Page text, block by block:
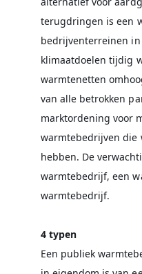
terugdringen is een
bedrijventerreinen
klimaatdoelen tijdig
warmtenetten
van alle betrokken
marktordening voor
warmtebedrijven die
hebben. De
warmtebedrijf, een
warmtebedrijf.
4 typen
Een publiek